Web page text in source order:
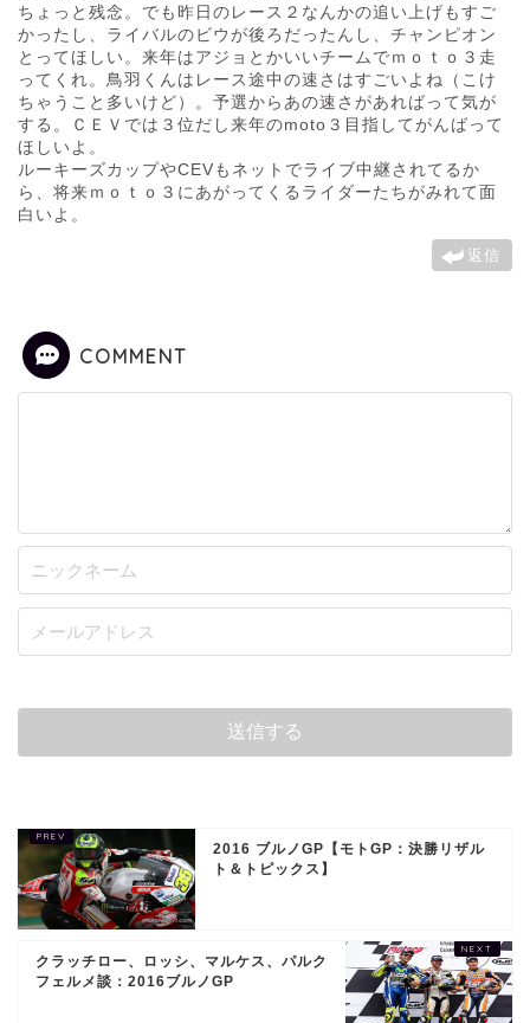
ちょっと残念。でも昨日のレース２なんかの追い上げもすご
かったし、ライバルのビウが後ろだったんし、チャンピオン
とってほしい。来年はアジョとかいいチームでｍｏｔｏ３走
ってくれ。鳥羽くんはレース途中の速さはすごいよね（こけ
ちゃうこと多いけど）。予選からあの速さがあればって気が
する。ＣＥＶでは３位だし来年のmoto３目指してがんばって
ほしいよ。
ルーキーズカップやCEVもネットでライブ中継されてるか
ら、将来ｍｏｔｏ３にあがってくるライダーたちがみれて面
白いよ。
返信
COMMENT
2016 ブルノGP【モトGP：決勝リザル
ト＆トピックス】
クラッチロー、ロッシ、マルケス、パルク
フェルメ談：2016ブルノGP